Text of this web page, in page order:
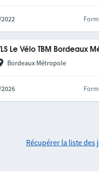
Le Vélo TBM Bordeaux
Bordeaux Métropole
Récupérer la liste des